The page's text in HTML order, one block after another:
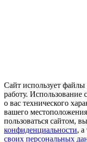
Сайт использует файлы
работу. Использование
о вас технического
вашего
пользоваться сайтом,
конфиденциальности, а
своих персональных